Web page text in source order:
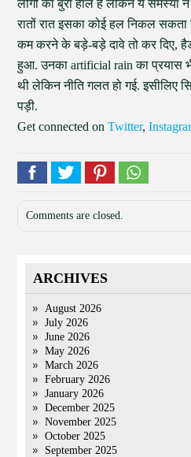
लोगों का बुरा हाल है लेकिन ये समस्या
रातों रात इसका कोई हल निकल
कम करने के बड़े-बड़े दावे तो कर दिए,
हुआ. उनका artificial rain का प्रयास
थी लेकिन नीति गलत हो गई. इसीलिए
पड़ी.
Get connected onTwitter,
Comments are closed.
ARCHIVES
August 2026
July 2026
June 2026
May 2026
March 2026
February 2026
January 2026
December 2025
November 2025
October 2025
September 2025